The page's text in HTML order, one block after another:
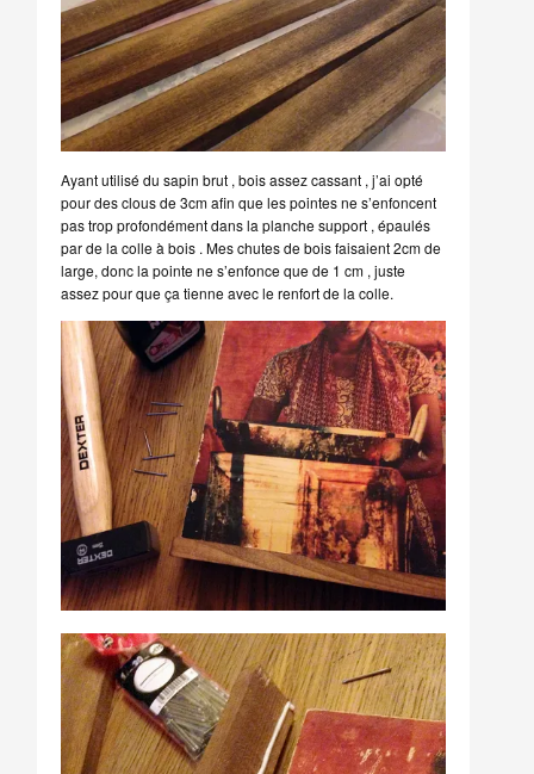
Ayant utilisé du sapin brut , bois assez cassant , j’ai opté
pour des clous de 3cm afin que les pointes ne s’enfoncent
pas trop profondément dans la planche support , épaulés
par de la colle à bois . Mes chutes de bois faisaient 2cm de
large, donc la pointe ne s’enfonce que de 1 cm , juste
assez pour que ça tienne avec le renfort de la colle.